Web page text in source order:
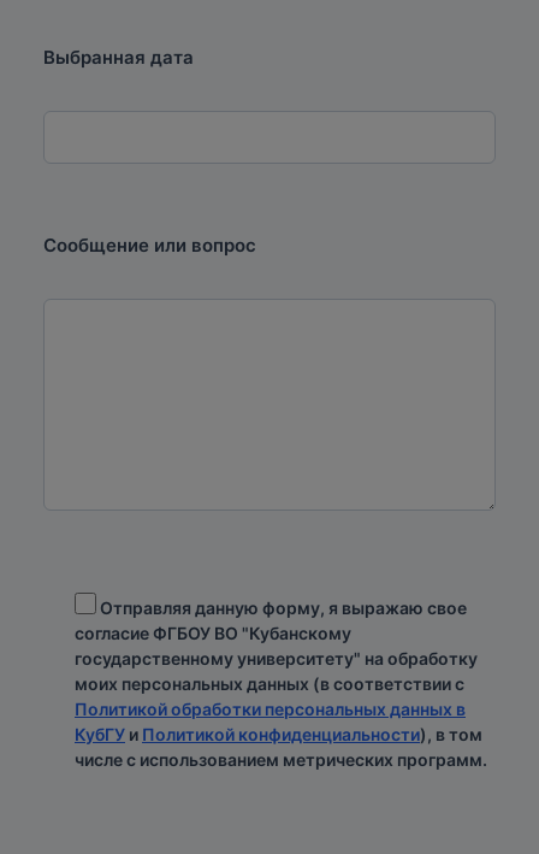
Выбранная дата
Сообщение или вопрос
Отправляя данную форму, я выражаю свое
согласие ФГБОУ ВО "Кубанскому
государственному университету" на обработку
моих персональных данных (в соответствии с
Политикой обработки персональных данных в
КубГУ и Политикой конфиденциальности), в том
числе с использованием метрических программ.